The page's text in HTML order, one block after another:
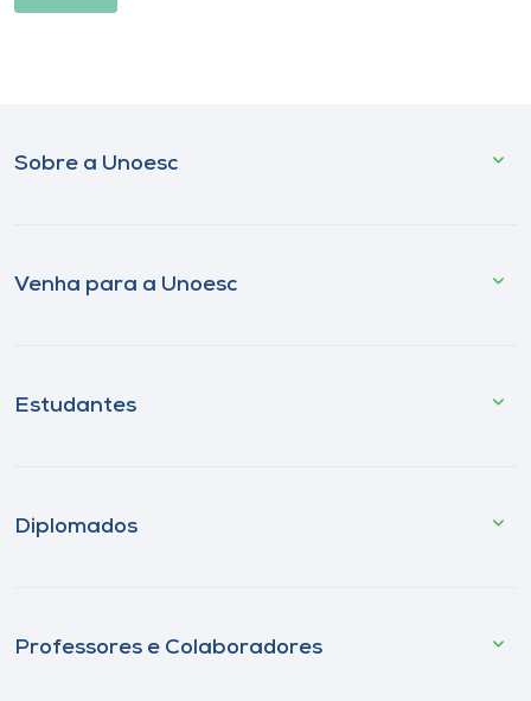
Sobre a Unoesc
Venha para a Unoesc
Estudantes
Diplomados
Professores e Colaboradores